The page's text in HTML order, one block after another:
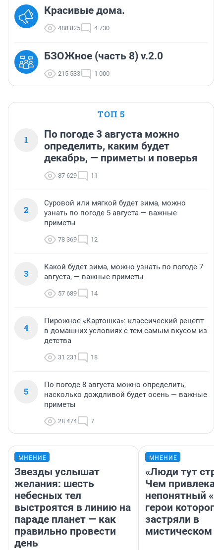
Красивые дома.
488 825 4 730
БЗОЖное (часть 8) v.2.0
215 533 1 000
ТОП 5
1
По погоде 3 августа можно
определить, каким будет
декабрь, — приметы и поверья
87 629 11
2
Суровой или мягкой будет зима, можно
узнать по погоде 5 августа — важные
приметы
78 369 12
3
Какой будет зима, можно узнать по погоде 7
августа, — важные приметы
57 689 14
4
Пирожное «Картошка»: классический рецепт
в домашних условиях с тем самым вкусом из
детства
31 231 18
5
По погоде 8 августа можно определить,
насколько дождливой будет осень — важные
приметы
28 474 7
МНЕНИЕ
Звезды услышат
желания: шесть
небесных тел
выстроятся в линию на
параде планет — как
правильно провести
день
МНЕНИЕ
«Люди тут
Чем
непонятный
герои которого
застряли в
мистическом